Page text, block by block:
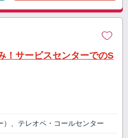
！サービスセンターでのS
）、テレオペ・コールセンター